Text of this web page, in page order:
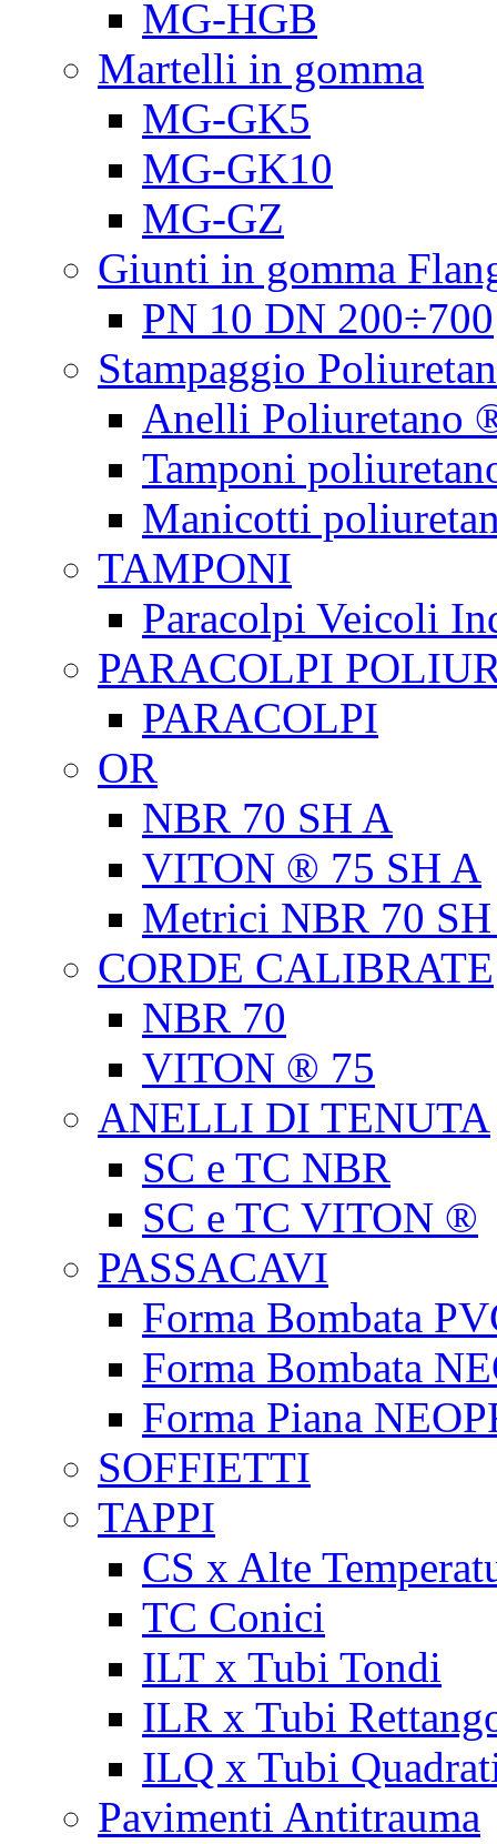
MG-HGB
Martelli in gomma
MG-GK5
MG-GK10
MG-GZ
Giunti in gomma
PN 10 DN 200÷700
Stampaggio
Anelli Poliuretano
Tamponi
Manicotti
TAMPONI
Paracolpi Veicoli
PARACOLPI
PARACOLPI
OR
NBR 70 SH A
VITON ® 75 SH A
Metrici NBR 70
CORDE CALIBRATE
NBR 70
VITON ® 75
ANELLI DI TENUTA
SC e TC NBR
SC e TC VITON ®
PASSACAVI
Forma Bombata
Forma Bombata
Forma Piana
SOFFIETTI
TAPPI
CS x Alte
TC Conici
ILT x Tubi Tondi
ILR x Tubi
ILQ x Tubi
Pavimenti Antitrauma